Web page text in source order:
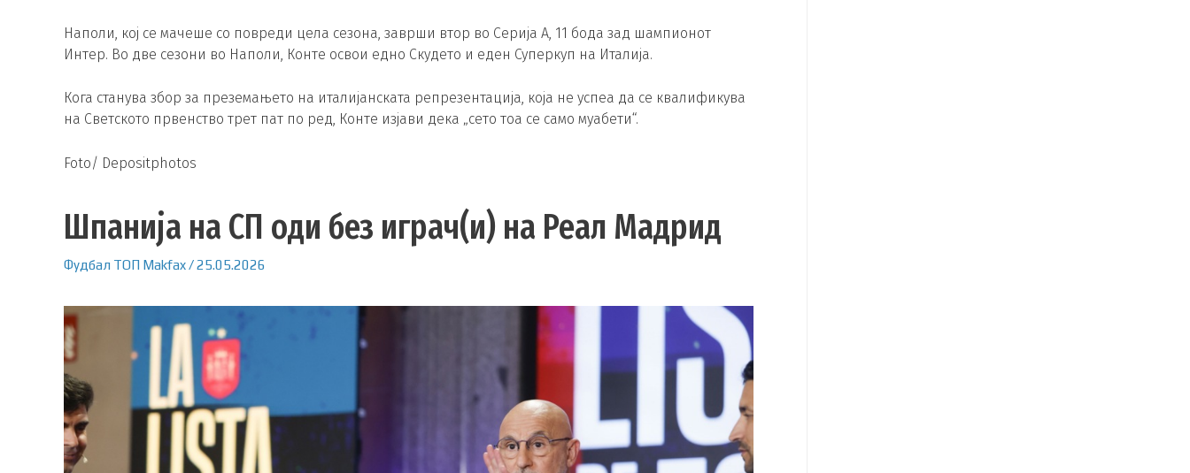
Наполи, кој се мачеше со повреди цела сезона, заврши втор во Серија А, 11 бода зад шампионот
Интер. Во две сезони во Наполи, Конте освои едно Скудето и еден Суперкуп на Италија.
Кога станува збор за преземањето на италијанската репрезентација, која не успеа да се квалификува
на Светското првенство трет пат по ред, Конте изјави дека „сето тоа се само муабети“.
Foto/ Depositphotos
Шпанија на СП оди без играч(и) на Реал Мадрид
Фудбал ТОП Makfax/25.05.2026